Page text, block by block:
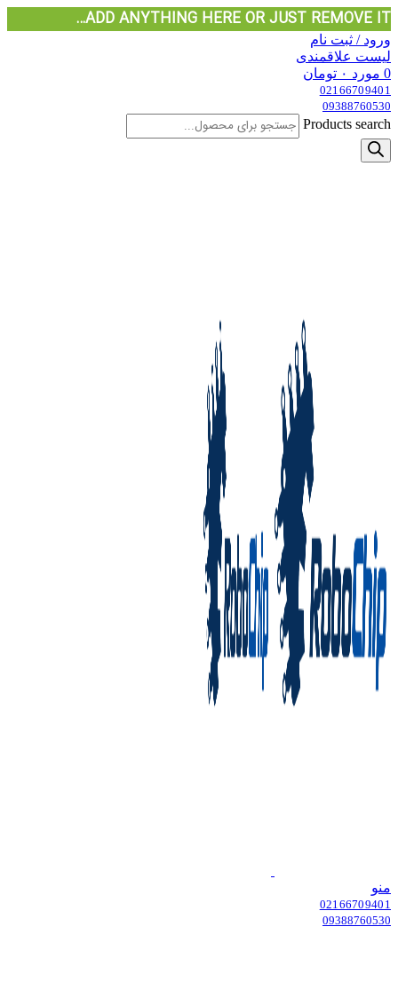
ADD ANYTHING HERE OR JUST REMOVE IT…
ورود / ثبت نام
لیست علاقمندی
0 مورد ۰ تومان
02166709401
09388760530
Products search
منو
02166709401
09388760530